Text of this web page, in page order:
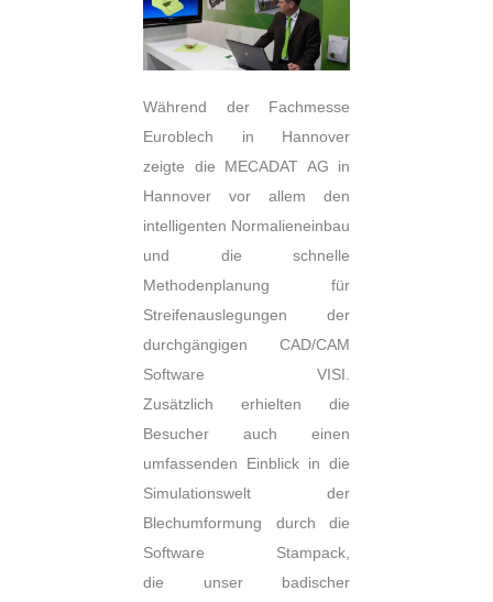
Während der Fachmesse
Euroblech in Hannover
zeigte die MECADAT AG in
Hannover vor allem den
intelligenten Normalieneinbau
und die schnelle
Methodenplanung für
Streifenauslegungen der
durchgängigen CAD/CAM
Software VISI.
Zusätzlich erhielten die
Besucher auch einen
umfassenden Einblick in die
Simulationswelt der
Blechumformung durch die
Software Stampack,
die unser badischer